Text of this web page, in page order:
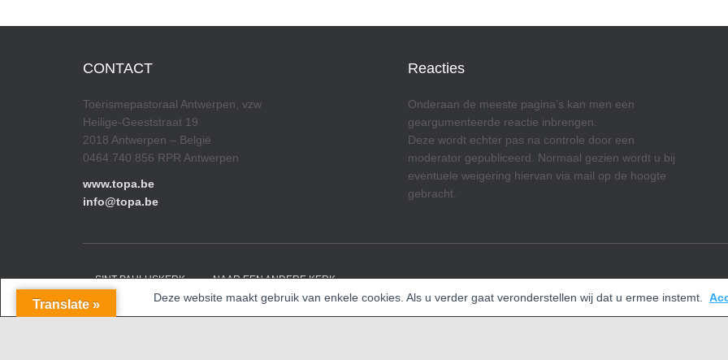
CONTACT
Toerismepastoraal Antwerpen, vzw
Heilige-Geeststraat 19
2018 Antwerpen – België
0464.740.856 RPR Antwerpen
www.topa.be
info@topa.be
Reacties
Onderaan de meeste pagina’s kan men een
geargumenteerde reactie inbrengen.
Deze wordt echter pas na controle door een
moderator gepubliceerd. Normaal gezien wordt u bij
eventuele weigering hiervan via mail op de hoogte
gebracht.
SINT-PAULUSKERK NAAR EEN ANDERE KERK
Translate » Deze website maakt gebruik van enkele cookies. Als u verder gaat veronderstellen wij dat u ermee instemt.